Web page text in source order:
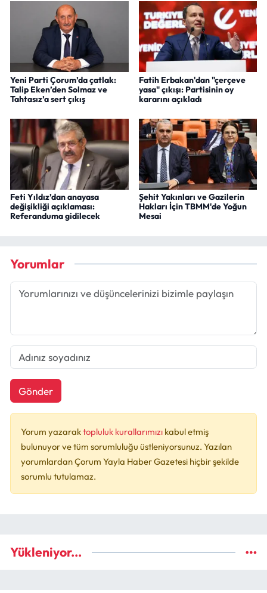
Yeni Parti Çorum’da çatlak:
Talip Eken’den Solmaz ve
Tahtasız’a sert çıkış
Fatih Erbakan'dan "çerçeve
yasa" çıkışı: Partisinin oy
kararını açıkladı
Feti Yıldız’dan anayasa
değişikliği açıklaması:
Referanduma gidilecek
Şehit Yakınları ve Gazilerin
Hakları İçin TBMM'de Yoğun
Mesai
Yorumlar
Gönder
Yorum yazaraktopluluk kurallarımızı kabul etmiş
bulunuyor ve tüm sorumluluğu üstleniyorsunuz. Yazılan
yorumlardan Çorum Yayla Haber Gazetesi hiçbir şekilde
sorumlu tutulamaz.
Yükleniyor...